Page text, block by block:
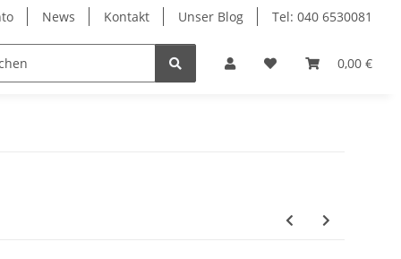
News Kontakt Unser Blog Tel: 040 6530081
0,00 €